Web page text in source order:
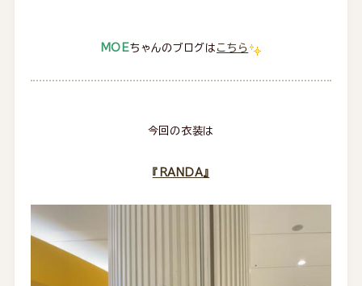
MOEちゃんのブログは こちら
今回の衣装は
『RANDA』